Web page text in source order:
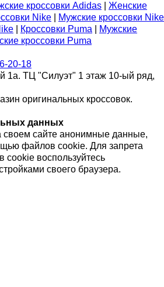
кроссовки Adidas
Женские
Nike
Мужские кроссовки Nike
Кроссовки Puma
Мужские
кроссовки Puma
20-18
1а. ТЦ "Силуэт" 1 этаж 10-ый ряд,
оригинальных кроссовок.
данных
своем сайте анонимные данные,
файлов cookie. Для запрета
cookie воспользуйтесь
своего браузера.